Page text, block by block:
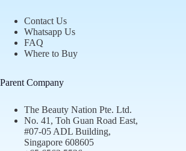
Contact Us
Whatsapp Us
FAQ
Where to Buy
Parent Company
The Beauty Nation Pte. Ltd.
No. 41, Toh Guan Road East,
#07-05 ADL Building,
Singapore 608605